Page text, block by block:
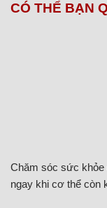
CÓ THỂ BẠN
Chăm sóc sức khỏe
ngay khi cơ thể còn